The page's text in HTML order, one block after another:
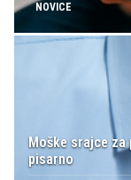
NOVICE
Moške srajce
pisarno